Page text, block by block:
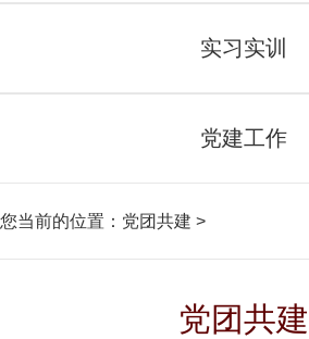
实习实训
党建工作
您当前的位置： 党团共建 >
党团共建